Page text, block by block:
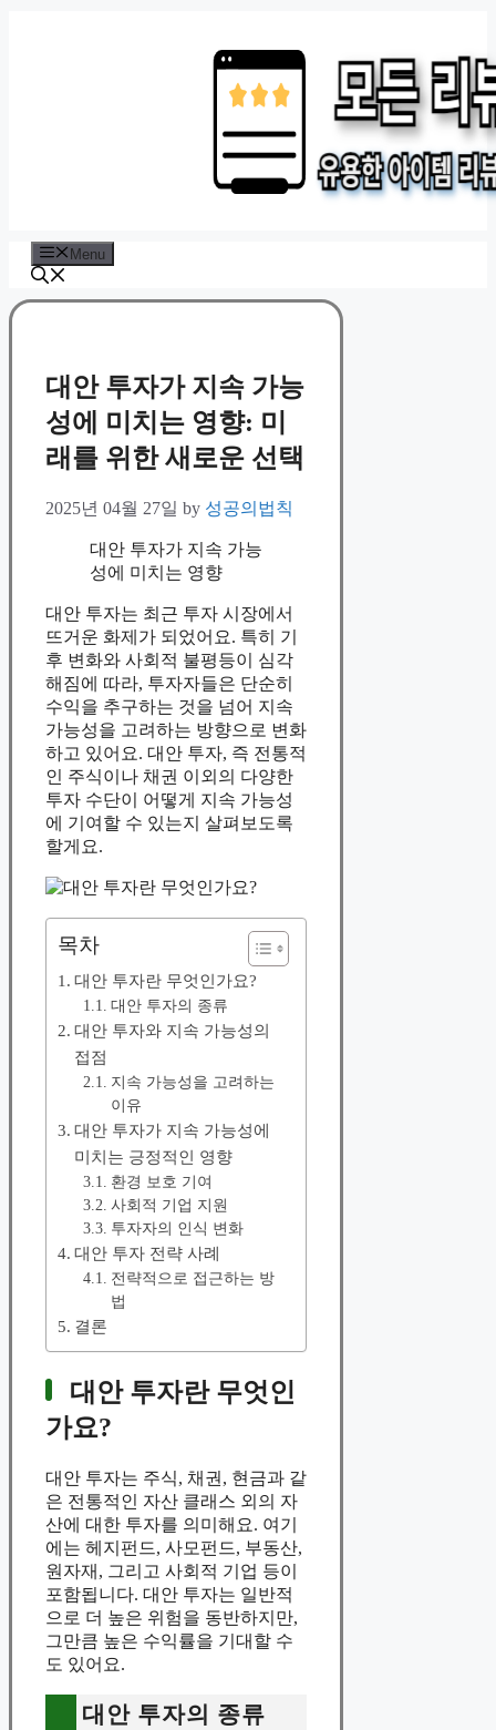
Menu
대안 투자가 지속 가능
성에 미치는 영향: 미
래를 위한 새로운 선택
2025년 04월 27일 by 성공의법칙
대안 투자가 지속 가능
성에 미치는 영향
대안 투자는 최근 투자 시장에서
뜨거운 화제가 되었어요. 특히 기
후 변화와 사회적 불평등이 심각
해짐에 따라, 투자자들은 단순히
수익을 추구하는 것을 넘어 지속
가능성을 고려하는 방향으로 변화
하고 있어요. 대안 투자, 즉 전통적
인 주식이나 채권 이외의 다양한
투자 수단이 어떻게 지속 가능성
에 기여할 수 있는지 살펴보도록
할게요.
목차
대안 투자란 무엇인가요?
대안 투자의 종류
대안 투자와 지속 가능성의
접점
지속 가능성을 고려하는
이유
대안 투자가 지속 가능성에
미치는 긍정적인 영향
환경 보호 기여
사회적 기업 지원
투자자의 인식 변화
대안 투자 전략 사례
전략적으로 접근하는 방
법
결론
대안 투자란 무엇인
가요?
대안 투자는 주식, 채권, 현금과 같
은 전통적인 자산 클래스 외의 자
산에 대한 투자를 의미해요. 여기
에는 헤지펀드, 사모펀드, 부동산,
원자재, 그리고 사회적 기업 등이
포함됩니다. 대안 투자는 일반적
으로 더 높은 위험을 동반하지만,
그만큼 높은 수익률을 기대할 수
도 있어요.
대안 투자의 종류